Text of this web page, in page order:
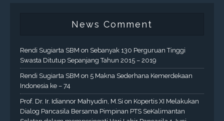
News Comment
Rendi Sugiarta SBM on Sebanyak 130 Perguruan Tinggi
Swasta Ditutup Sepanjang Tahun 2015 – 2019
Rendi Sugiarta SBM on 5 Makna Sederhana Kemerdekaan
Indonesia ke – 74
Prof. Dr. Ir. Idiannor Mahyudin, M.Si on Kopertis XI Melakukan
Dialog Pancasila Bersama Pimpinan PTS SeKalimantan